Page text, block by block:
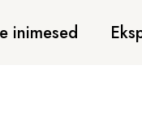
inimesed